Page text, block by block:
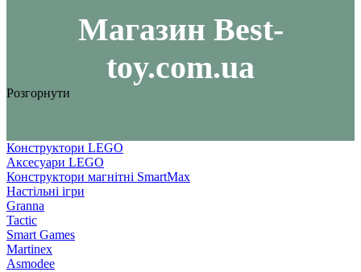
Maгазин Best-
toy.com.ua
Розгорнути
Конструктори LEGO
Аксесуари LEGO
Конструктори магнітні SmartMax
Настільні ігри
Granna
Tactic
Smart Games
Martinex
Asmodee